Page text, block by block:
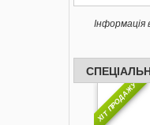
ХІТ ПРОДАЖУ